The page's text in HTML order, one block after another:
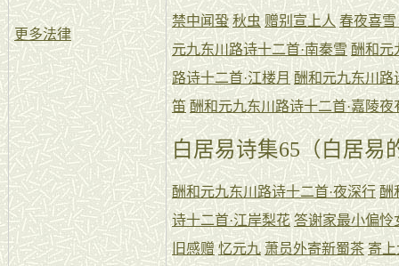
更多法律
禁中闻蛩 秋虫 赠别宣上人 春夜喜
元九东川路诗十二首·南秦雪 酬和元
路诗十二首·江楼月 酬和元九东川路
笛 酬和元九东川路诗十二首·嘉陵夜
白居易诗集65（白居易
酬和元九东川路诗十二首·夜深行 酬
诗十二首·江岸梨花 答谢家最小偏怜
旧感赠 忆元九 萧员外寄新蜀茶 寄